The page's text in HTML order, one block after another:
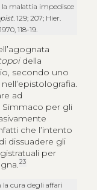
la malattia impedisce
129; 207; Hier.
118-19.
della
secondo uno
ad
Simmaco per gli
che l’intento
dissuadere gli
per
23
la cura degli affari